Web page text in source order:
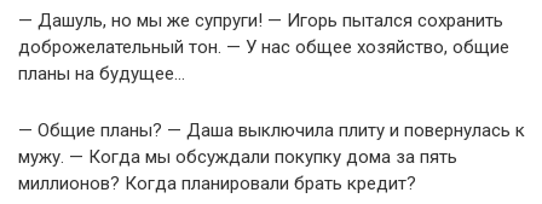
— Дашуль, но мы же супруги! — Игорь пытался сохранить
доброжелательный тон. — У нас общее хозяйство, общие
планы на будущее…
— Общие планы? — Даша выключила плиту и повернулась к
мужу. — Когда мы обсуждали покупку дома за пять
миллионов? Когда планировали брать кредит?